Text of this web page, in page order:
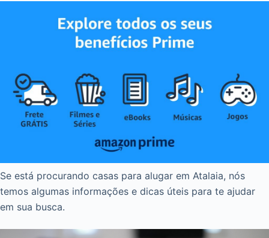
Se está procurando casas para alugar em Atalaia, nós
temos algumas informações e dicas úteis para te ajudar
em sua busca.